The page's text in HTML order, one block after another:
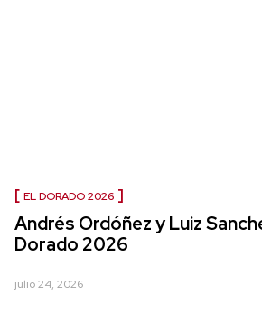
EL DORADO 2026
Andrés Ordóñez y Luiz
Dorado 2026
julio 24, 2026